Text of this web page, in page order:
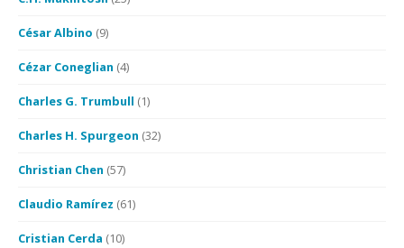
César Albino (9)
Cézar Coneglian (4)
Charles G. Trumbull (1)
Charles H. Spurgeon (32)
Christian Chen (57)
Claudio Ramírez (61)
Cristian Cerda (10)